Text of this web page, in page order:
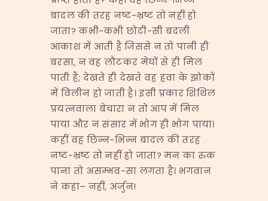
बादल की तरह नष्ट-भ्रष्ट तो नहीं हो
जाता? कभी-कभी छोटी-सी बदली
आकाश में आती है जिससे न तो पानी ही
बरसा, न वह लौटकर मेघों से ही मिल
पाती है; देखते ही देखते वह हवा के झोकों
में विलीन हो जाती है। इसी प्रकार शिथिल
प्रयत्नवाला बेचारा न तो आप में मिल
पाया और न संसार में भोग ही भोग पाया।
कहीं वह छिन्न-भिन्न बादल की तरह
नष्ट-भ्रष्ट तो नहीं हो जाता? मन का रुक
पाना तो असम्भव-सा लगता है। भगवान
ने कहा– नहीं, अर्जुन!